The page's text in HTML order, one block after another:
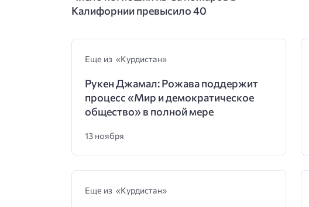
Калифорнии превысило 40
Еще из «Курдистан»
Рукен Джамал: Рожава поддержит
процесс «Мир и демократическое
общество» в полной мере
13 ноября
Еще из «Курдистан»